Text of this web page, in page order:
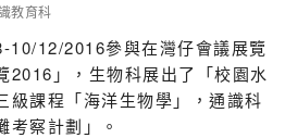
教育科
10/12/2016參與在灣仔會議展覽
2016」，生物科展出了「校園水
級課程「海洋生物學」，通識科
考察計劃」。